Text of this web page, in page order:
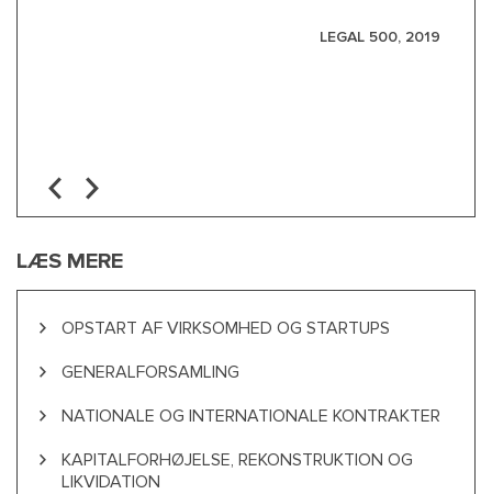
LEGAL 500, 2019
LÆS MERE
OPSTART AF VIRKSOMHED OG STARTUPS
GENERALFORSAMLING
NATIONALE OG INTERNATIONALE KONTRAKTER
KAPITALFORHØJELSE, REKONSTRUKTION OG
LIKVIDATION